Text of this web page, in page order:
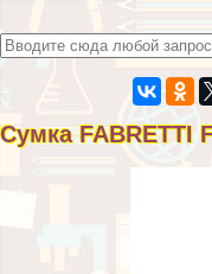
Сумка FABRETTI